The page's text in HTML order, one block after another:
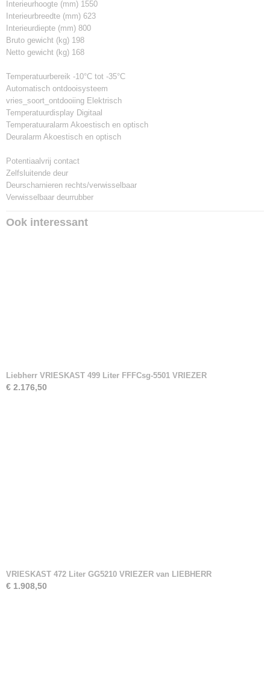
Interieurhoogte (mm) 1550
Interieurbreedte (mm) 623
Interieurdiepte (mm) 800
Bruto gewicht (kg) 198
Netto gewicht (kg) 168
Temperatuurbereik -10°C tot -35°C
Automatisch ontdooisysteem
vries_soort_ontdooiing Elektrisch
Temperatuurdisplay Digitaal
Temperatuuralarm Akoestisch en optisch
Deuralarm Akoestisch en optisch
Potentiaalvrij contact
Zelfsluitende deur
Deurscharnieren rechts/verwisselbaar
Verwisselbaar deurrubber
Ook interessant
Liebherr VRIESKAST 499 Liter FFFCsg-5501 VRIEZER
€ 2.176,50
VRIESKAST 472 Liter GG5210 VRIEZER van LIEBHERR
€ 1.908,50